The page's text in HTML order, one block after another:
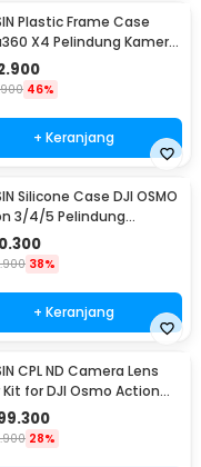
Plastic Frame Case
X4 Pelindung Kamera
S6-CRF-01-TIS
46%
+ Keranjang
Silicone Case DJI OSMO
3/4/5 Pelindung
Silikon - S6-PTC-011-
38%
+ Keranjang
CPL ND Camera Lens
Kit for DJI Osmo Action
Pro - S5-FLT-06-TDJ
28%